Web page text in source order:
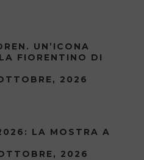
UN’ICONA
FIORENTINO DI
2026
LA MOSTRA A
2026